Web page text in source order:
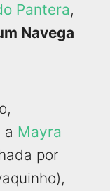
Pantera,
Navega
a Mayra
por